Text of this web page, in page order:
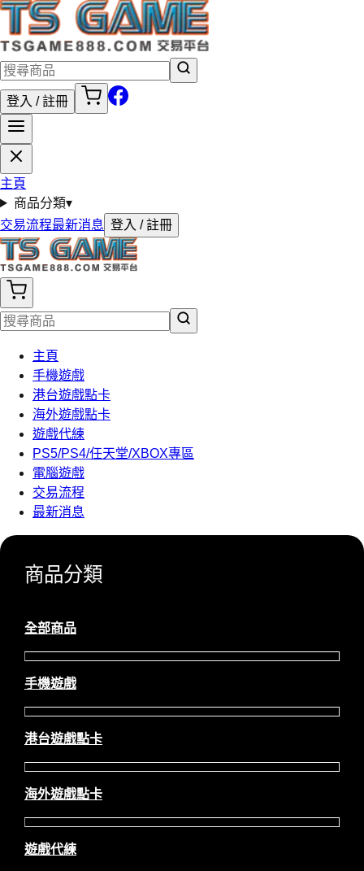
登入 / 註冊
主頁
商品分類▾
交易流程最新消息 登入 / 註冊
主頁
手機遊戲
港台遊戲點卡
海外遊戲點卡
遊戲代練
PS5/PS4/任天堂/XBOX專區
電腦遊戲
交易流程
最新消息
商品分類
全部商品
手機遊戲
港台遊戲點卡
海外遊戲點卡
遊戲代練